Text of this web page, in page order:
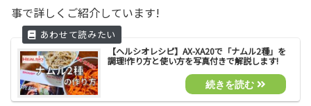
事で詳しくご紹介しています!
【ヘルシオレシピ】AX-XA20で「ナムル2種」を
調理!作り方と使い方を写真付きで解説します!